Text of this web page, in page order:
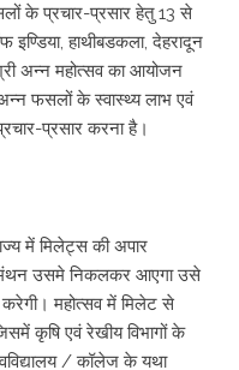
के प्रचार-प्रसार हेतु 13 से
हाथीबडकला, देहरादून
अन्न महोत्सव का आयोजन
अन्न फसलों के स्वास्थ्य लाभ एवं
प्रसार करना है।
में मिलेट्स की अपार
मंथन उसमे निकलकर आएगा उसे
महोत्सव में मिलेट से
कृषि एवं रेखीय विभागों के
/ कॉलेज के यथा